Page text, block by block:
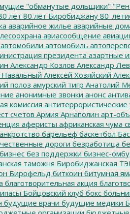
"обманутые дольщики"
лет 80 лет Биробиджану
аварийное жилье аварийные
авиасообщение
автомобили автомобиль
президента азартные
Александр Козлов Александр
Навальный Алексей Хозяйский
полоз амурский тигр Анатолий
анонимные звонки анонс
комиссия антитеррористические
счетов Армия Арнаполин арт-
аферисты африканская чума
барельеф баскетбол
дороги безработица
бизнес без поддержки бизнес-
таможня Биробиджанская
Бирофельд биткоин битумная
благотворительная акция
Бойцовский клуб бокс
будущие врачи будущие медики